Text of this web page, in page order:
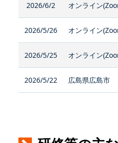
2026/6/2 オンライン
2026/5/26 オンライン
2026/5/25 オンライン
2026/5/22 広島県広島市